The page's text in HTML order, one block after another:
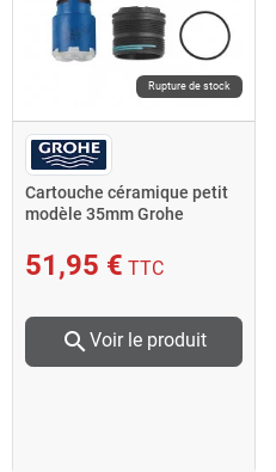
Rupture de stock
Cartouche céramique petit
modèle 35mm Grohe
51,95 € TTC
search Voir le produit